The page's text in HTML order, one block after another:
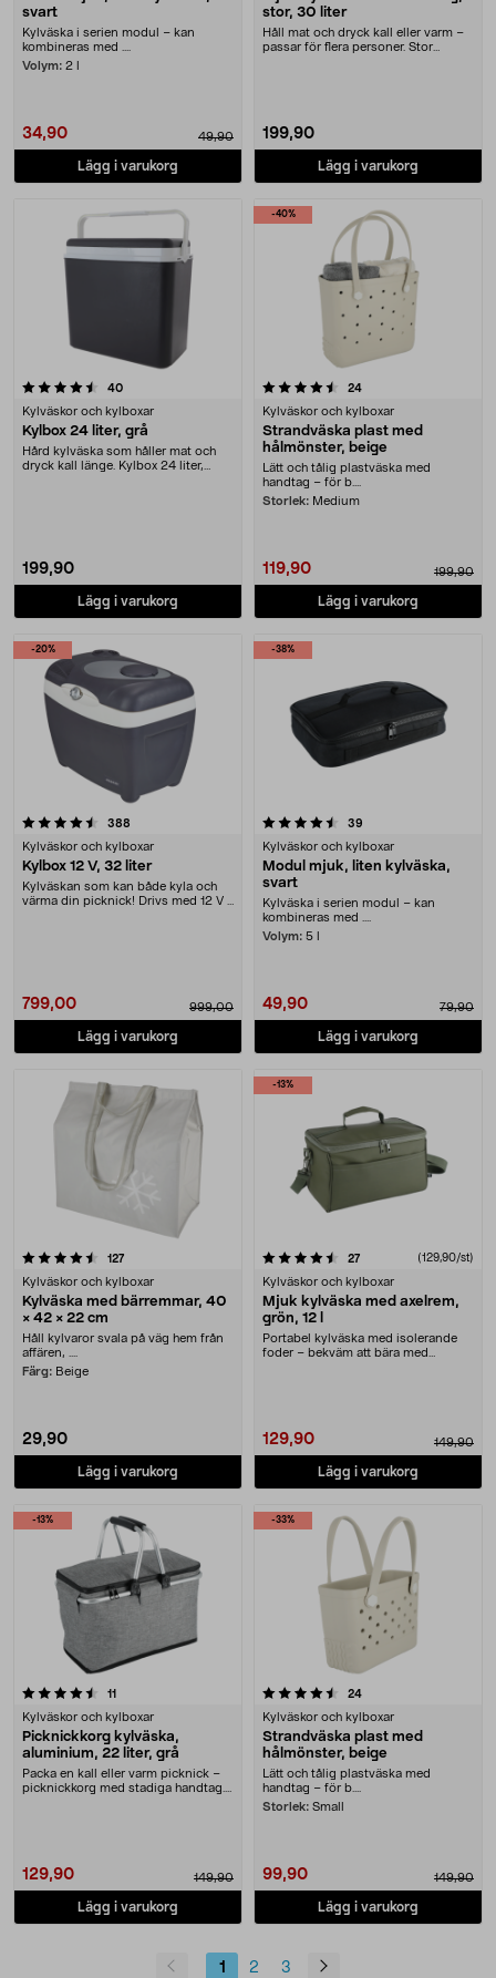
svart
Kylväska i serien modul – kan
kombineras med ....
Volym: 2 l
34,90 49,90
Lägg i varukorg
stor, 30 liter
Håll mat och dryck kall eller varm –
passar för flera personer. Stor
199,90
Lägg i varukorg
40recensioner
Kylväskor och kylboxar
Kylbox 24 liter, grå
Hård kylväska som håller mat och
dryck kall länge. Kylbox 24 liter,
199,90
Lägg i varukorg
-40%
4.5 av 5 stjärnor 24recensioner
Kylväskor och kylboxar
Strandväska plast med
hålmönster, beige
Lätt och tålig plastväska med
handtag – för b....
Storlek: Medium
119,90 199,90
Lägg i varukorg
-20%
388
Kylväskor och kylboxar
Kylbox 12 V, 32 liter
Kylväskan som kan både kyla och
värma din picknick! Drivs med 12 V -
799,00 999,00
Lägg i varukorg
-38%
4.5 av 5 stjärnor 39
Kylväskor och kylboxar
Modul mjuk, liten kylväska,
svart
Kylväska i serien modul – kan
kombineras med ....
Volym: 5 l
49,90 79,90
Lägg i varukorg
127recensioner
Kylväskor och kylboxar
Kylväska med bärremmar, 40
× 42 × 22 cm
Håll kylvaror svala på väg hem från
affären, ....
Färg: Beige
29,90
Lägg i varukorg
-13%
4.5 av 5 stjärnor 27recensioner(129,90/st)
Kylväskor och kylboxar
Mjuk kylväska med axelrem,
grön, 12 l
Portabel kylväska med isolerande
foder – bekväm att bära med
129,90 149,90
Lägg i varukorg
-13%
11
Kylväskor och kylboxar
Picknickkorg kylväska,
aluminium, 22 liter, grå
Packa en kall eller varm picknick –
picknickkorg med stadiga handtag.
129,90 149,90
Lägg i varukorg
-33%
4.5 av 5 stjärnor 24recensioner
Kylväskor och kylboxar
Strandväska plast med
hålmönster, beige
Lätt och tålig plastväska med
handtag – för b....
Storlek: Small
99,90 149,90
Lägg i varukorg
1 2 3